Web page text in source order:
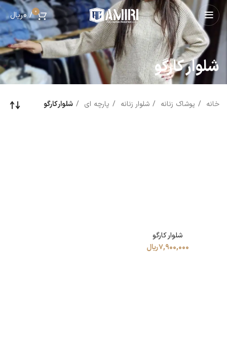
0
/
0ریال
شلوار کارگو
خانه پوشاک زنانه شلوار زنانه پارچه ای شلوار کارگو
شلوار کارگو
7,900,000ریال